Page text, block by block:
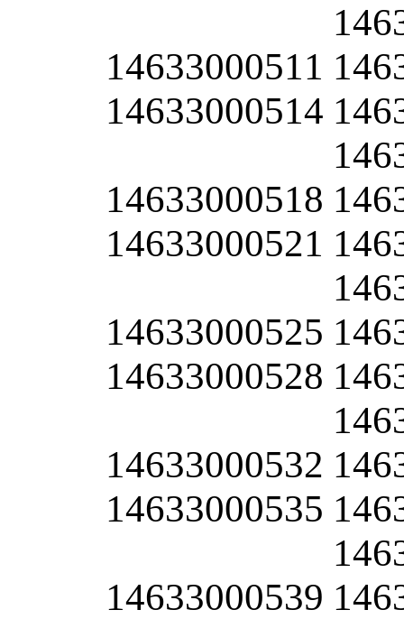
14633000511
14633000514
14633000518
14633000521
14633000525
14633000528
14633000532
14633000535
14633000539